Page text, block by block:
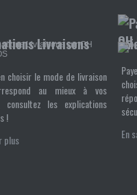
Livraisons
choisir le mode de livraison
au mieux à vos
consultez les explications
!
plus
En